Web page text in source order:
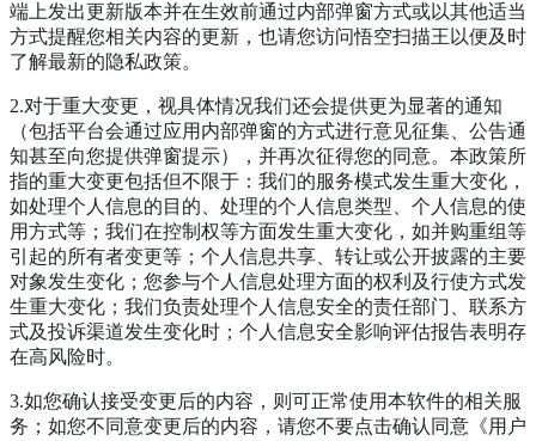
端上发出更新版本并在生效前通过内部弹窗方式或以其他适当
方式提醒您相关内容的更新，也请您访问悟空扫描王以便及时
了解最新的隐私政策。
2.对于重大变更，视具体情况我们还会提供更为显著的通知
（包括平台会通过应用内部弹窗的方式进行意见征集、公告通
知甚至向您提供弹窗提示），并再次征得您的同意。本政策所
指的重大变更包括但不限于：我们的服务模式发生重大变化，
如处理个人信息的目的、处理的个人信息类型、个人信息的使
用方式等；我们在控制权等方面发生重大变化，如并购重组等
引起的所有者变更等；个人信息共享、转让或公开披露的主要
对象发生变化；您参与个人信息处理方面的权利及行使方式发
生重大变化；我们负责处理个人信息安全的责任部门、联系方
式及投诉渠道发生变化时；个人信息安全影响评估报告表明存
在高风险时。
3.如您确认接受变更后的内容，则可正常使用本软件的相关服
务；如您不同意变更后的内容，请您不要点击确认同意《用户